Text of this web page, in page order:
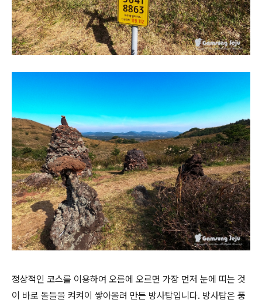
정상적인 코스를 이용하여 오름에 오르면 가장 먼저 눈에 띠는 것
이 바로 돌들을 켜켜이 쌓아올려 만든 방사탑입니다. 방사탑은 풍